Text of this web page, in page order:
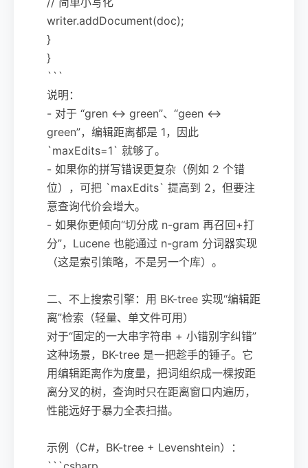
writer.addDocument(doc);
}
}
```
说明：
- 对于 “gren ↔ green”、“geen ↔
green”，编辑距离都是 1，因此
`maxEdits=1` 就够了。
- 如果你的拼写错误更复杂（例如 2 个错
位），可把 `maxEdits` 提高到 2，但要注
意查询代价会增大。
- 如果你更倾向“切分成 n-gram 再召回+打
分”，Lucene 也能通过 n-gram 分词器实现
（这是索引策略，不是另一个库）。
二、不上搜索引擎：用 BK-tree 实现“编辑距
离”检索（轻量、单文件可用）
对于“固定的一大串字符串 + 小错别字纠错”
这种场景，BK-tree 是一把趁手的锤子。它
用编辑距离作为度量，把词组织成一棵按距
离分叉的树，查询时只在距离窗口内遍历，
性能远好于暴力全表扫描。
示例（C#，BK-tree + Levenshtein）：